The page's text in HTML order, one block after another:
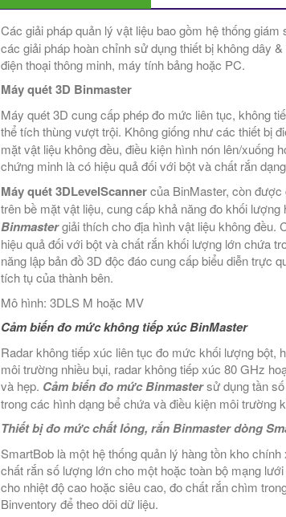
Các giải pháp quản lý vật liệu bao gồm hệ thống
các giải pháp hoàn chỉnh sử dụng thiết bị không dây
điện thoại thông minh, máy tính bảng hoặc PC.
Máy quét 3D Binmaster
Máy quét 3D cung cấp phép đo mức liên tục, không
thể tích thùng vượt trội. Không giống như các thiết bị
mặt vật liệu không đều, điều kiện hình nón lên/xuống
chứng minh là có hiệu quả đối với bột và chất rắn
Máy quét 3DLevelScannercủa BinMaster, còn được
trên bề mặt vật liệu, cung cấp khả năng đo khối
Binmastergiải thích cho địa hình vật liệu không đều.
hiệu quả đối với bột và chất rắn khối lượng lớn chứa
năng lập bản đồ 3D độc đáo cung cấp biểu diễn trực
tích tụ của thành bên.
Mô hình: 3DLS M hoặc MV
Cảm biến đo mức không tiếp xúc BinMaster
Radar không tiếp xúc liên tục đo mức khối lượng
môi trường nhiều bụi, radar không tiếp xúc 80 GHz
và hẹp. Cảm biến đo mức Binmastersử dụng tần số
trong các hình dạng bể chứa và điều kiện môi trường
Thiết bị đo mức chất lỏng, rắn Binmaster dòng
SmartBob là một hệ thống quản lý hàng tồn kho
chất rắn số lượng lớn cho một hoặc toàn bộ mạng
cho nhiệt độ cao hoặc siêu cao, đo chất rắn chìm
Binventory để theo dõi dữ liệu.